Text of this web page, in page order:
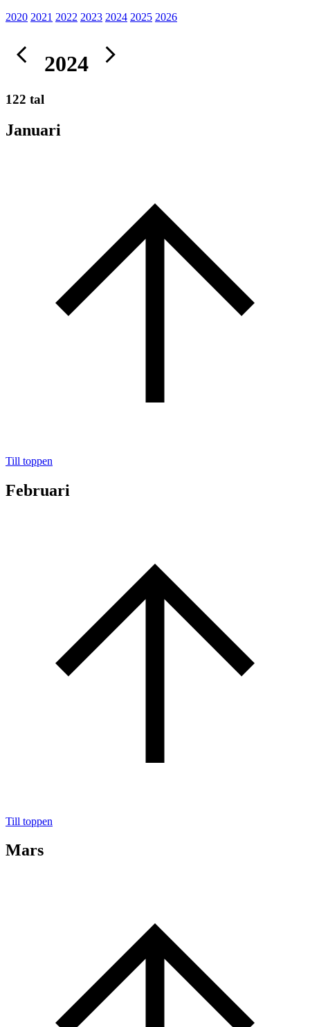
2020 2021 2022 2023 2024 2025 2026
2024
122 tal
Januari
Till toppen
Februari
Till toppen
Mars